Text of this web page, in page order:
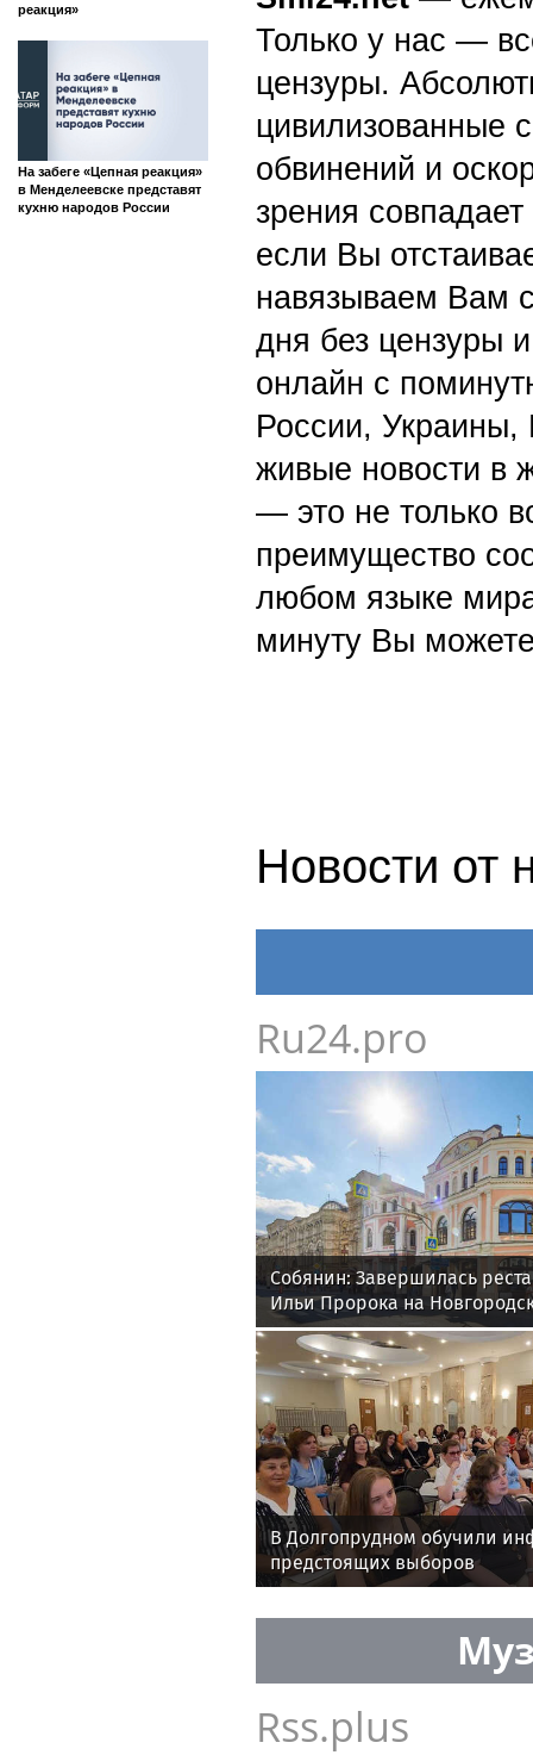
реакция»
На забеге «Цепная реакция»
в Менделеевске представят
кухню народов России
Только у нас —
цензуры.
цивилизованные
обвинений и
зрения
если Вы
навязываем Вам
дня без цензуры
онлайн с
России,
живые новости в
— это не только
преимущество
любом языке
минуту Вы
Новости от
Ru24.pro
Собянин: Завершилась
Ильи Пророка на
В Долгопрудном обучили
предстоящих выборов
Rss.plus